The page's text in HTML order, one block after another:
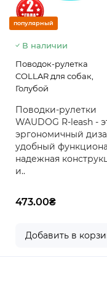
популярный
В наличии
Поводок-рулетка
COLLAR для собак,
Голубой
Поводки-рулетки
WAUDOG R-leash -
эргономичный
удобный
надежная
и..
473.00₴
Добавить в